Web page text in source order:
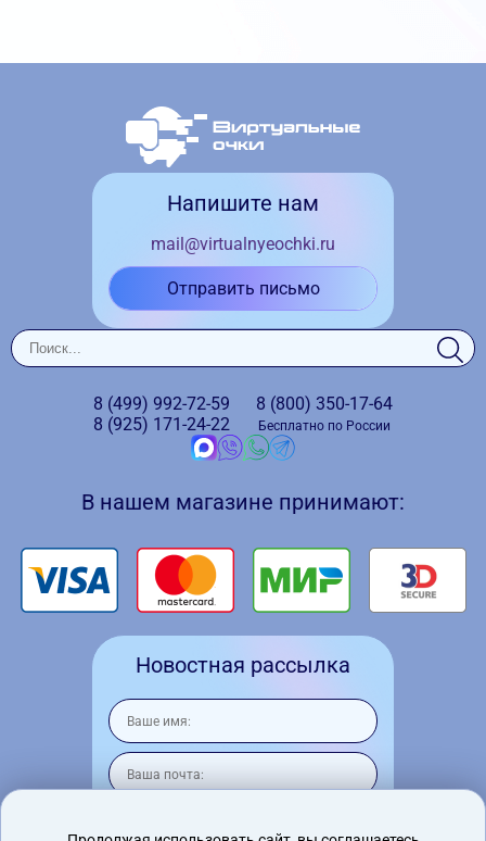
Напишите нам
mail@virtualnyeochki.ru
Отправить письмо
8 (499) 992-72-59
8 (925) 171-24-22
8 (800) 350-17-64
Бесплатно по России
В нашем магазине принимают:
Новостная рассылка